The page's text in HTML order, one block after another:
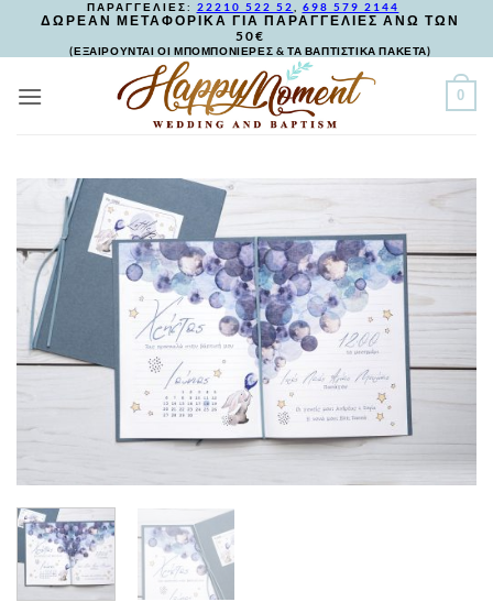
ΠΑΡΑΓΓΕΛΙΕΣ: 22210 522 52 698 579 2144
ΔΩΡΕΑΝ ΜΕΤΑΦΟΡΙΚΑ ΓΙΑ ΠΑΡΑΓΓΕΛΙΕΣ ΑΝΩ ΤΩΝ
50€
(ΕΞΑΙΡΟΥΝΤΑΙ ΟΙ ΜΠΟΜΠΟΝΙΕΡΕΣ & ΤΑ ΒΑΠΤΙΣΤΙΚΑ ΠΑΚΕΤΑ)
0